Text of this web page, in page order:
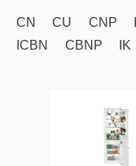
CN CU CNP
ICBN
CBNP IK